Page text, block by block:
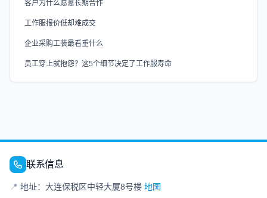
客户为什么愿意长期合作
工作服报价低却难成交
企业采购工装最看重什么
员工穿上就抱怨？这5个细节决定了工作服寿命
联系信息
📍 地址：大连保税区中轻大厦8号楼 地图